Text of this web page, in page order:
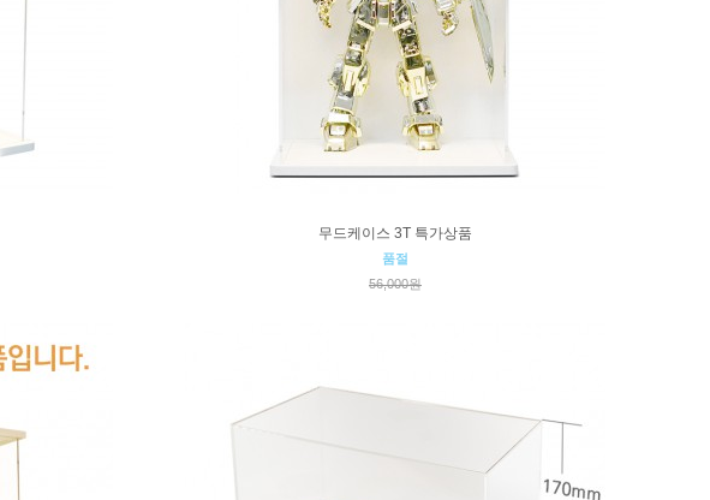
무드케이스 3T 특가상품
품절
56,000원